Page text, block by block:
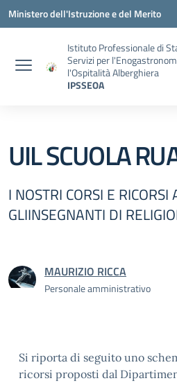
Vai ai contenuti
Vai al menu di navigazione
Vai al footer
Ministero dell'Istruzione e del Merito
Istituto Professionale di
Servizi per
l'Ospitalità Alberghiera
IPSSEOA
UIL SCUOLA
I NOSTRI CORSI E RICORSI
GLIINSEGNANTI DI
MAURIZIO RICCA
Personale amministrativo
Si riporta di seguito uno
ricorsi proposti dal